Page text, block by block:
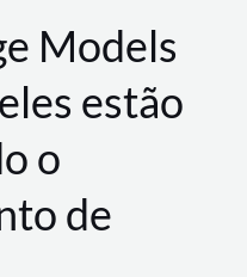
Models
estão
o
de